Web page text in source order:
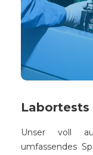
Labortests
Unser voll
umfassendes